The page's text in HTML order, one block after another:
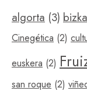
algorta (3)
Cinegética (2)
euskera (2)
san roque (2)